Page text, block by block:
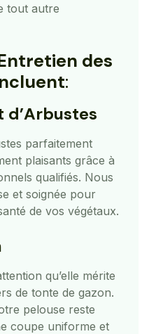
tout autre
des
:
d’Arbustes
parfaitement
plaisants grâce à
qualifiés. Nous
et soignée pour
de vos végétaux.
qu’elle mérite
de tonte de gazon.
pelouse reste
coupe uniforme et